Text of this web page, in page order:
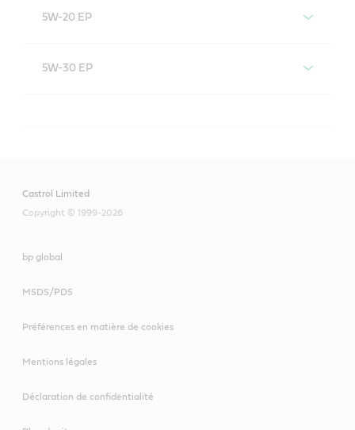
5W-20 EP
SPÉCIFICATIONS :
5W-30 EP
Castrol Limited
Copyright © 1999-2026
bp global
MSDS/PDS
Préférences en matière de cookies
Mentions légales
Déclaration de confidentialité